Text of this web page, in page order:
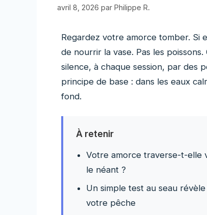
avril 8, 2026 par Philippe R.
Regardez votre amorce tomber. Si
de nourrir la vase. Pas les
silence, à chaque session, par des
principe de base : dans les eaux
fond.
À retenir
Votre amorce traverse-t-elle
le néant ?
Un simple test au seau
votre pêche